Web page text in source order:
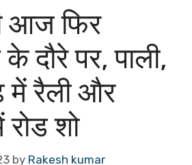
आज फिर
दौरे पर, पाली,
में रैली और
रोड शो
by Rakesh kumar